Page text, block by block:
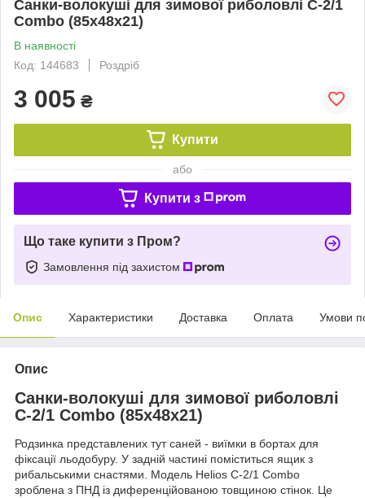
Санки-волокуші для зимової риболовлі С-2/1
Combo (85х48х21)
В наявності
Код: 144683
Роздріб
3 005 ₴
Купити
або
Купити з
Що таке купити з Пром?
Замовлення під захистом
Опис Характеристики Доставка Оплата Умови
Опис
Санки-волокуші для зимової риболовлі
С-2/1 Combo (85х48х21)
Родзинка представлених тут саней - виїмки в бортах для
фіксації льодобуру. У задній частині поміститься ящик з
рибальськими снастями. Модель Helios С-2/1 Combo
зроблена з ПНД із диференційованою товщиною стінок. Це